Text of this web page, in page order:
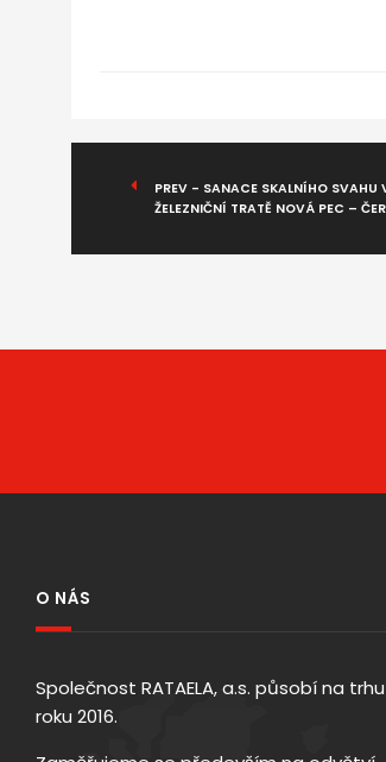
PREV - SANACE SKALNÍHO SVAHU
ŽELEZNIČNÍ TRATĚ NOVÁ PEC –
O NÁS
Společnost RATAELA, a.s. působí na
roku 2016.